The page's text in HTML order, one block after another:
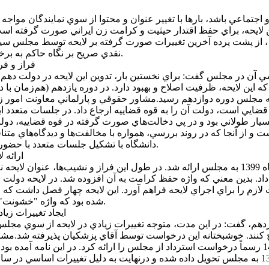
براي حفظ اقتدار حيثيت و کرامت زن ايراني صورت
، از پشت پرده آخرين تغييرات صورت گرفته بر لايحه توسط مجلس
نقدي صريح بر نگاه حاکم به برخي جريان‌هاي قانون‌گذاري در مواجهه با حقوق زنان در ايران، مي‌گويد.
فراز و
آن در مجلس گفت: براي نخستين بار، تدوين اين لايحه در دولت دهم
لايحه، ظرفيت اصلاح و بهبود دارد. در دوره يازدهم (هم‌زمان
مجلس دوره دوازدهم رسيد.مشاور حقوقي و پارلماني معاونت امور
قضايي است، دولت آن را به قوه قضاييه ارجاع داد. در جلسات
طولاني بود و در پي دخالت‌هاي صورت گرفته در قوه قضاييه،
از آنجا که در روند بررسي، همواره با مخالفت‌ها و ديدگاه‌هاي
دانشگاه با تشکيل جلسات متعدد با حضور علما و نخبگان، برخي از بندهاي مورد اختلاف را بررسي و اصلاح کرد.
ارائه
وي افزود: در نهايت، پس از تصويب در هيئت دولت، اين لايحه در دي‌ماه 1399 به مجلس ارائه شد.
داد. بدين معني که واژه حفظ کرامت به آن افزوده شد. در لايحه
را براي اجراي لايحه فراهم آورد. اين لايحه چهار فصل داشت
شده بود که واژه "خشونت" حذف نشود، چراکه حذف آن، اصل مطالبه را کمرنگ و بي‌اثر مي‌کرد.
ايجاد تغييرات
گفت: در اين مدت، متوجه تغييرات زيادي در لايحه از سوي
اين درخواست توسط آقاي پزشکيان پذيرفته